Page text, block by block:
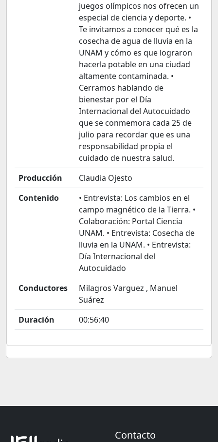
juegos olímpicos nos ofrecen un
especial de ciencia y deporte. •
Te invitamos a conocer qué es la
cosecha de agua de lluvia en la
UNAM y cómo es que lograron
hacerla potable en una ciudad
altamente contaminada. •
Cerramos hablando de
bienestar por el Día
Internacional del Autocuidado
que se conmemora cada 25 de
julio para recordar que es una
responsabilidad propia el
cuidado de nuestra salud.
Producción
Claudia Ojesto
Contenido
• Entrevista: Los cambios en el
campo magnético de la Tierra. •
Colaboración: Portal Ciencia
UNAM. • Entrevista: Cosecha de
lluvia en la UNAM. • Entrevista:
Día Internacional del
Autocuidado
Conductores
Milagros Varguez , Manuel
Suárez
Duración
00:56:40
Contacto